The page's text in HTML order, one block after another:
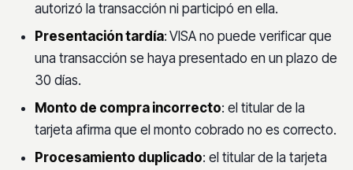
autorizó la transacción ni participó en ella.
Presentación tardía: VISA no puede verificar que
una transacción se haya presentado en un plazo de
30 días.
Monto de compra incorrecto: el titular de la
tarjeta afirma que el monto cobrado no es correcto.
Procesamiento duplicado: el titular de la tarjeta